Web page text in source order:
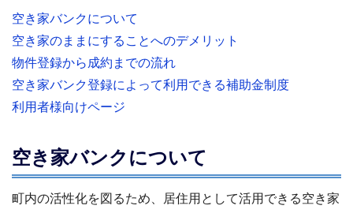
空き家バンクについて
空き家のままにすることへのデメリット
物件登録から成約までの流れ
空き家バンク登録によって利用できる補助金制度
利用者様向けページ
空き家バンクについて
町内の活性化を図るため、居住用として活用できる空き家